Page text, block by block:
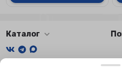
Каталог
Мы получаем и обрабатываем